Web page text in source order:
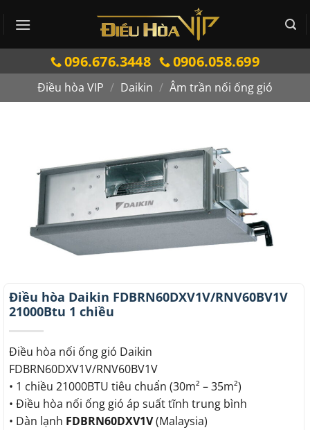
qua
096.676.3448 0906.058.699
Điều hòa VIP / Daikin / Âm trần nối ống gió
Điều hòa Daikin FDBRN60DXV1V/RNV60BV1V
21000Btu 1 chiều
Điều hòa nối ống gió Daikin
FDBRN60DXV1V/RNV60BV1V
• 1 chiều 21000BTU tiêu chuẩn (30m² – 35m²)
• Điều hòa nối ống gió áp suất tĩnh trung bình
• Dàn lạnh FDBRN60DXV1V(Malaysia)